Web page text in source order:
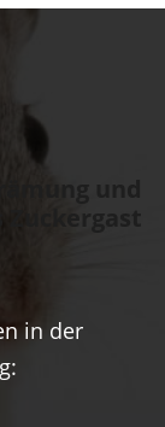
und
in der